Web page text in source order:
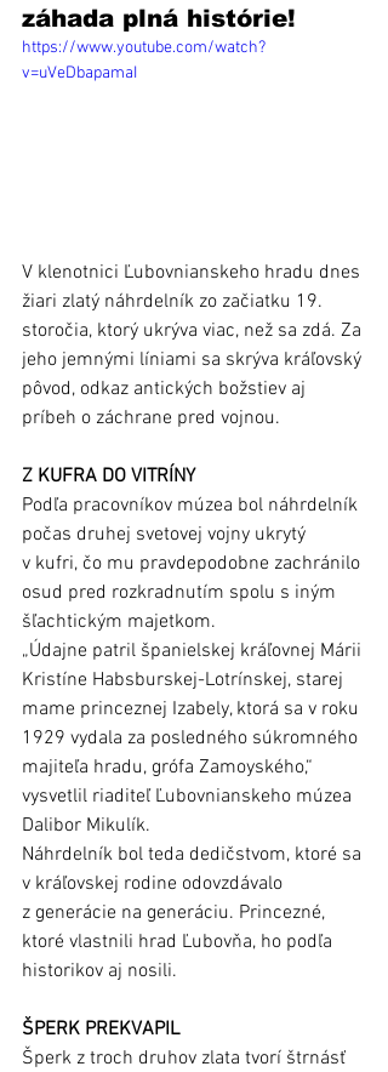
záhada plná histórie!
https://www.youtube.com/watch?
v=uVeDbapamaI
V klenotnici Ľubovnianskeho hradu dnes
žiari zlatý náhrdelník zo začiatku 19.
storočia, ktorý ukrýva viac, než sa zdá. Za
jeho jemnými líniami sa skrýva kráľovský
pôvod, odkaz antických božstiev aj
príbeh o záchrane pred vojnou.
Z KUFRA DO VITRÍNY
Podľa pracovníkov múzea bol náhrdelník
počas druhej svetovej vojny ukrytý
v kufri, čo mu pravdepodobne zachránilo
osud pred rozkradnutím spolu s iným
šľachtickým majetkom.
„Údajne patril španielskej kráľovnej Márii
Kristíne Habsburskej-Lotrínskej, starej
mame princeznej Izabely, ktorá sa v roku
1929 vydala za posledného súkromného
majiteľa hradu, grófa Zamoyského,“
vysvetlil riaditeľ Ľubovnianskeho múzea
Dalibor Mikulík.
Náhrdelník bol teda dedičstvom, ktoré sa
v kráľovskej rodine odovzdávalo
z generácie na generáciu. Princezné,
ktoré vlastnili hrad Ľubovňa, ho podľa
historikov aj nosili.
ŠPERK PREKVAPIL
Šperk z troch druhov zlata tvorí štrnásť